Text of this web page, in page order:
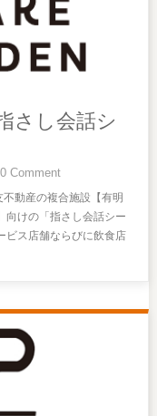
さし会話シ
0 Comment
動産の複合施設【有明
向けの「指さし会話シー
ビス店舗ならびに飲食店